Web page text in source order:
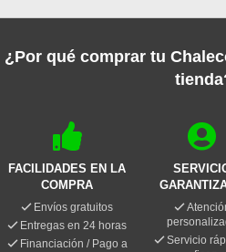
¿Por qué comprar tu
FACILIDADES EN LA
COMPRA
Envíos gratuitos
Entregas en 24 horas
Financiación / Pago a
Servicio